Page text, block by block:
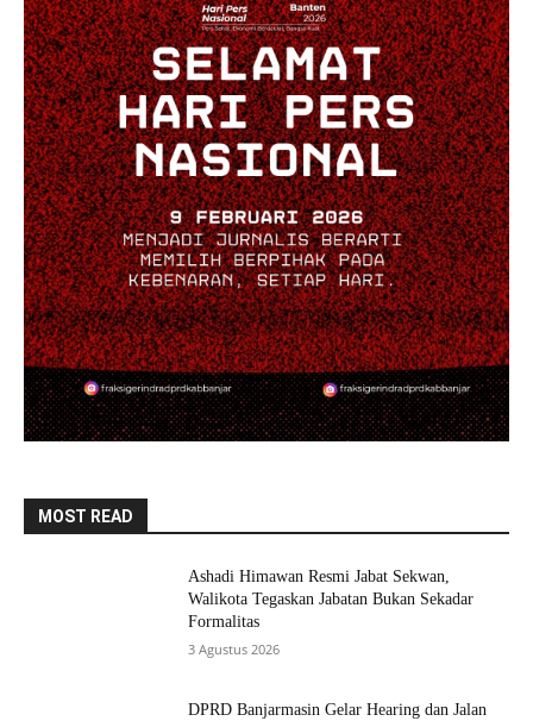
MOST READ
Ashadi Himawan Resmi Jabat Sekwan,
Walikota Tegaskan Jabatan Bukan Sekadar
Formalitas
3 Agustus 2026
DPRD Banjarmasin Gelar Hearing dan Jalan